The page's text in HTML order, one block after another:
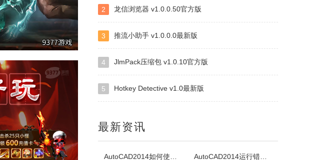
白金岛掼蛋
《腾讯桌球》真人实时对战桌球手游，还原现实桌球玩法-8球、斯诺克、9球、血流玩法，简单流行的操作方式，绚丽的动画特效，配以真实的物理参数，精准的进球，激动人心的赛事。游戏设有1V1匹配、3人欢乐场、8人锦标赛、斯诺克、9球玩法、血流等玩法，玩家可以自由选择参与，并用自己精湛的技巧来获得丰厚的奖金。尖...
2 龙信浏览器 v1.0.0.50官方版
3 推流小助手 v1.0.0.0最新版
4 JlmPack压缩包 v1.0.10官方版
5 Hotkey Detective v1.0最新版
最新资讯
AutoCAD2014如何使用图案填充 AutoCAD2014运行错误怎么办